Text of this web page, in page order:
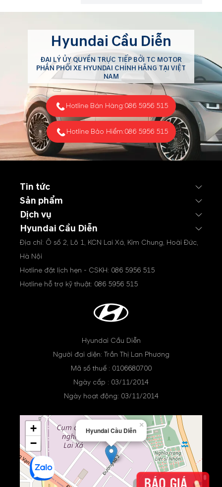
Hyundai Cầu Diễn
ĐẠI LÝ ỦY QUYỀN TRỰC TIẾP BỞI TC MOTOR
PHÂN PHỐI XE HYUNDAI CHÍNH HÃNG TẠI VIỆT
NAM
Hotline Bán Hàng:086 5956 515
Hotline Bảo Hiểm:086 5956 515
Tin tức
Sản phẩm
Dịch vụ
Hyundai Cầu Diễn
Địa chỉ: Ô số 2, Lô 1, KCN Lai Xá, Kim Chung, Hoài Đức,
Hà Nội
Hotline đặt lịch hẹn - CSKH: 086 5956 515
Hotline hỗ trợ kỹ thuật: 086 5956 515
Hyundai Cầu Diễn
Người đại diện: Trần Thị Lan Phương
Mã số thuế : 0106680700
Ngày cấp : 03/11/2014
Ngày hoạt động: 03/11/2014
Hyundai Cầu Diễn
×
+
−